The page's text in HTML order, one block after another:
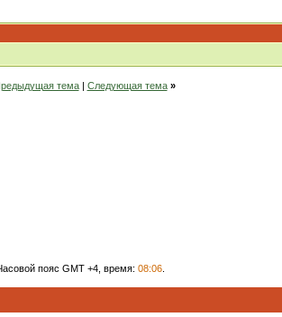
тема| Следующая тема »
пояс GMT +4, время: 08:06.